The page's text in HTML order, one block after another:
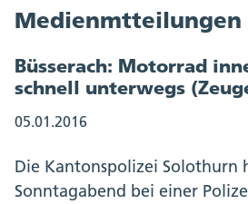
Medienmtteilungen
Büsserach: Motorrad
schnell unterwegs
05.01.2016
Die Kantonspolizei Solothurn
Sonntagabend bei einer